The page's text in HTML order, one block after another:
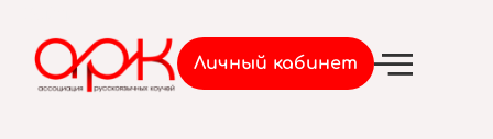
Личный кабинет